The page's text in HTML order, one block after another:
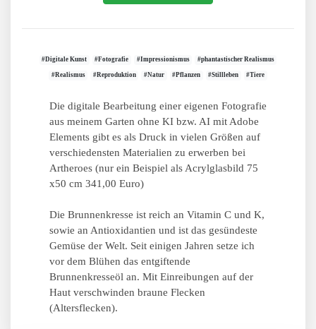
#Digitale Kunst #Fotografie #Impressionismus #phantastischer Realismus
#Realismus #Reproduktion #Natur #Pflanzen #Stillleben #Tiere
Die digitale Bearbeitung einer eigenen Fotografie
aus meinem Garten ohne KI bzw. AI mit Adobe
Elements gibt es als Druck in vielen Größen auf
verschiedensten Materialien zu erwerben bei
Artheroes (nur ein Beispiel als Acrylglasbild 75
x50 cm 341,00 Euro)
Die Brunnenkresse ist reich an Vitamin C und K,
sowie an Antioxidantien und ist das gesündeste
Gemüse der Welt. Seit einigen Jahren setze ich
vor dem Blühen das entgiftende
Brunnenkresseöl an. Mit Einreibungen auf der
Haut verschwinden braune Flecken
(Altersflecken).